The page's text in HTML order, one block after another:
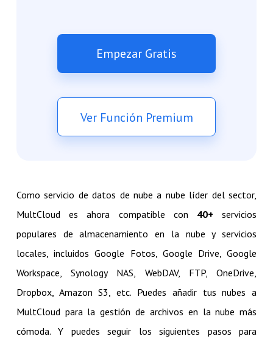
Empezar Gratis
Ver Función Premium
Como servicio de datos de nube a nube líder del sector,
MultCloud es ahora compatible con 40+ servicios
populares de almacenamiento en la nube y servicios
locales, incluidos Google Fotos, Google Drive, Google
Workspace, Synology NAS, WebDAV, FTP, OneDrive,
Dropbox, Amazon S3, etc. Puedes añadir tus nubes a
MultCloud para la gestión de archivos en la nube más
cómoda. Y puedes seguir los siguientes pasos para